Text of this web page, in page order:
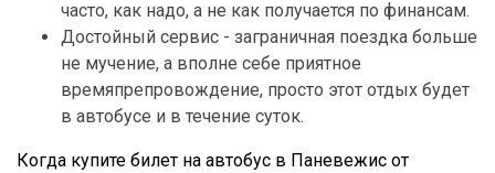
часто, как надо, а не как получается по финансам.
Достойный сервис - заграничная поездка больше
не мучение, а вполне себе приятное
времяпрепровождение, просто этот отдых будет
в автобусе и в течение суток.
Когда купите билет на автобус в Паневежис от